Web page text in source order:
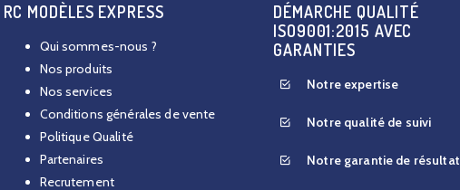
RC MODÈLES EXPRESS
Qui sommes-nous ?
Nos produits
Nos services
Conditions générales de vente
Politique Qualité
Partenaires
Recrutement
DÉMARCHE QUALITÉ
ISO9001:2015 AVEC
GARANTIES
Notre expertise
Notre qualité de suivi
Notre garantie de résultat